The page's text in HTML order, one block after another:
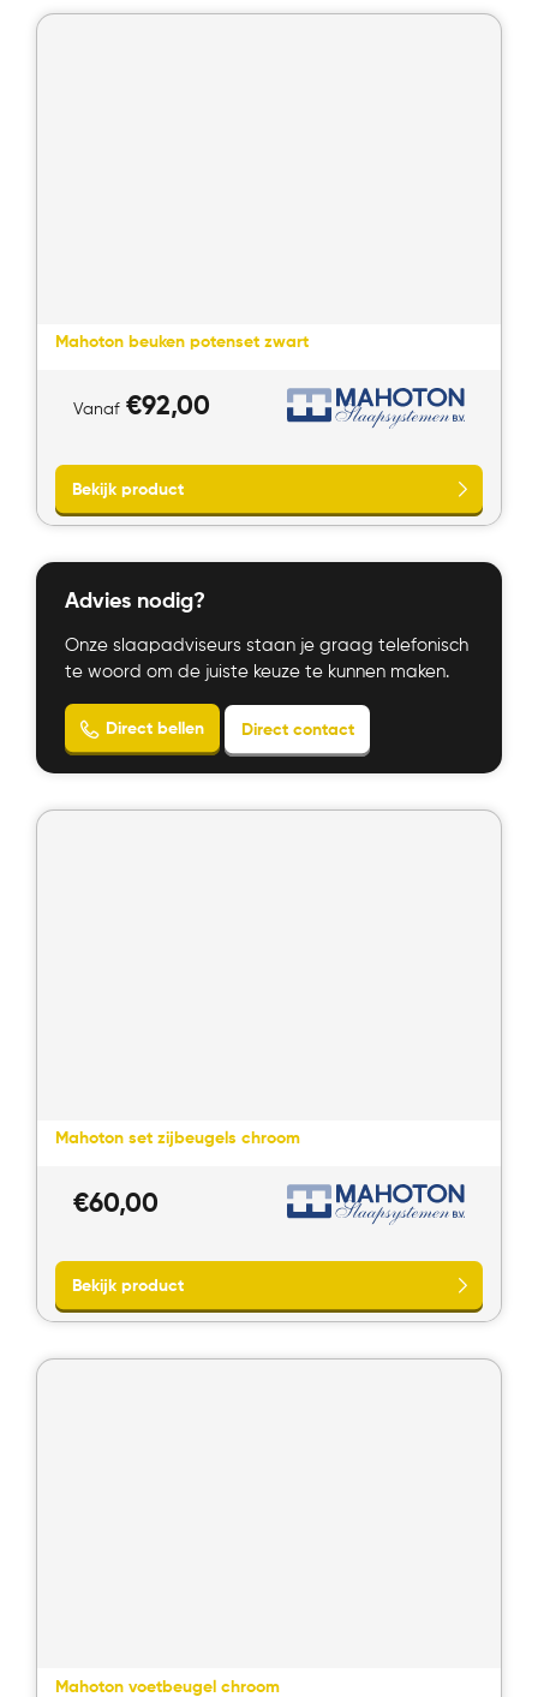
Mahoton beuken potenset zwart
Vanaf €92,00
Advies nodig?
Onze slaapadviseurs staan je graag telefonisch
te woord om de juiste keuze te kunnen maken.
Mahoton set zijbeugels chroom
€60,00
Mahoton voetbeugel chroom